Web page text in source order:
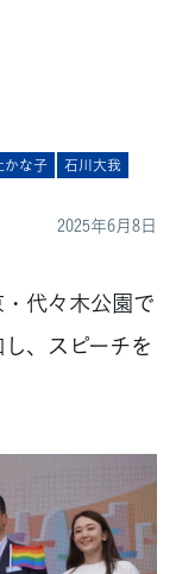
かな子
石川大我
2025年6月8日
代々木公園で
し、スピーチを